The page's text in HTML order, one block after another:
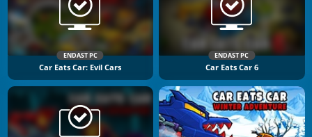
ENDAST PC
Car Eats Car: Evil Cars
ENDAST PC
Car Eats Car 6